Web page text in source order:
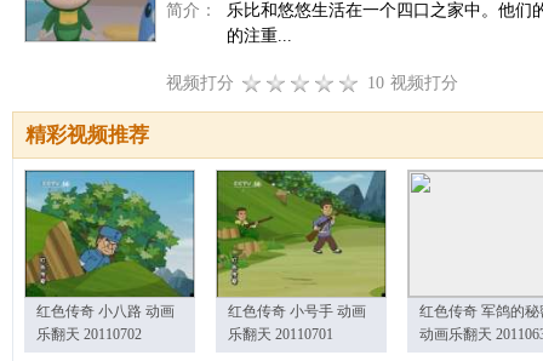
简介：
乐比和悠悠生活在一个四口之家中。他们
的注重...
视频打分 10 视频打分
精彩视频推荐
红色传奇 小八路 动画
乐翻天 20110702
红色传奇 小号手 动画
乐翻天 20110701
红色传奇 军鸽的秘
动画乐翻天